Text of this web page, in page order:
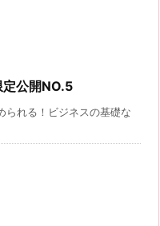
定公開NO.5
られる！ビジネスの基礎な